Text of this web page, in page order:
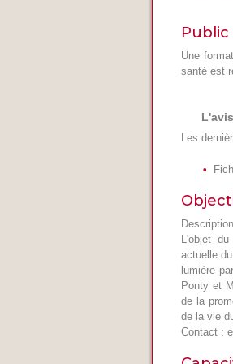
Une
santé est
Les
L'objet
actuelle
lumière
Ponty et
de la
de la vie
Contact :